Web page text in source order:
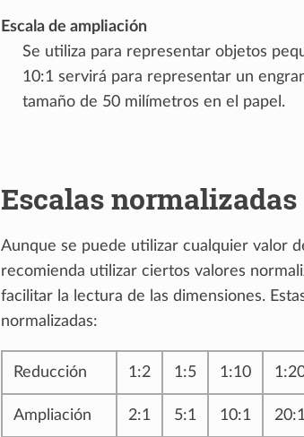
Escala de ampliación
Se utiliza para representar objetos
10:1 servirá para representar un
tamaño de 50 milímetros en el papel.
Escalas normalizadas
Aunque se puede utilizar cualquier valor
recomienda utilizar ciertos valores
facilitar la lectura de las dimensiones.
normalizadas:
Reducción 1:2 1:5 1:10
Ampliación 2:1 5:1 10:1 20:1